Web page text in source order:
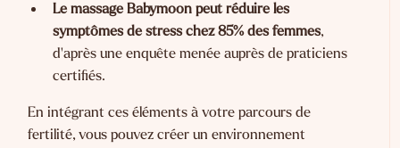
Le massage Babymoon peut réduire les
symptômes de stress chez 85% des femmes,
d'après une enquête menée auprès de praticiens
certifiés.
En intégrant ces éléments à votre parcours de
fertilité, vous pouvez créer un environnement